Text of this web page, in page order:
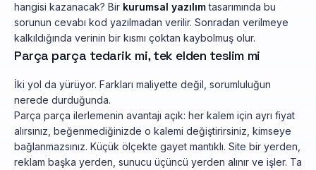
hangisi kazanacak? Bir kurumsal yazılımtasarımında bu
sorunun cevabı kod yazılmadan verilir. Sonradan verilmeye
kalkıldığında verinin bir kısmı çoktan kaybolmuş olur.
Parça parça tedarik mi, tek elden teslim mi
İki yol da yürüyor. Farkları maliyette değil, sorumluluğun
nerede durduğunda.
Parça parça ilerlemenin avantajı açık: her kalem için ayrı fiyat
alırsınız, beğenmediğinizde o kalemi değiştirirsiniz, kimseye
bağlanmazsınız. Küçük ölçekte gayet mantıklı. Site bir yerden,
reklam başka yerden, sunucu üçüncü yerden alınır ve işler. Ta